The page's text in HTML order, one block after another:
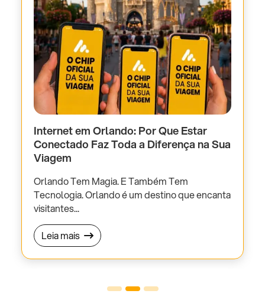
Internet em Orlando: Por Que Estar
Conectado Faz Toda a Diferença na Sua
Viagem
Orlando Tem Magia. E Também Tem
Tecnologia. Orlando é um destino que encanta
visitantes...
Leia mais